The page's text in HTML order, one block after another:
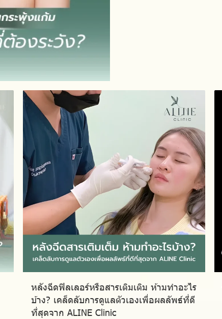
หลังฉีดฟิลเลอร์หรือสารเติมเติม ห้ามทำอะไร
บ้าง? เคล็ดลับการดูแลตัวเองเพื่อผลลัพธ์ที่ดี
ที่สุดจาก ALINE Clinic